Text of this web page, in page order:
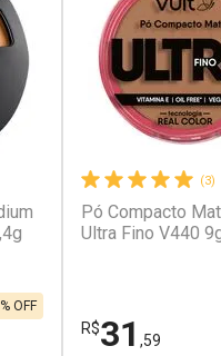
OFF
(3)
Pó Compacto
Ultra Fino V440
R$31 ,59